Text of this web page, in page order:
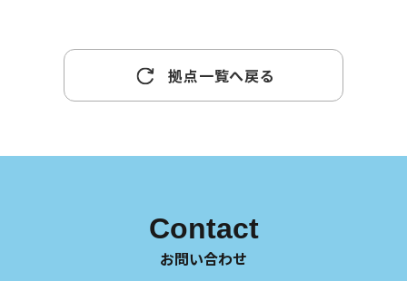
拠点一覧へ戻る
Contact
お問い合わせ